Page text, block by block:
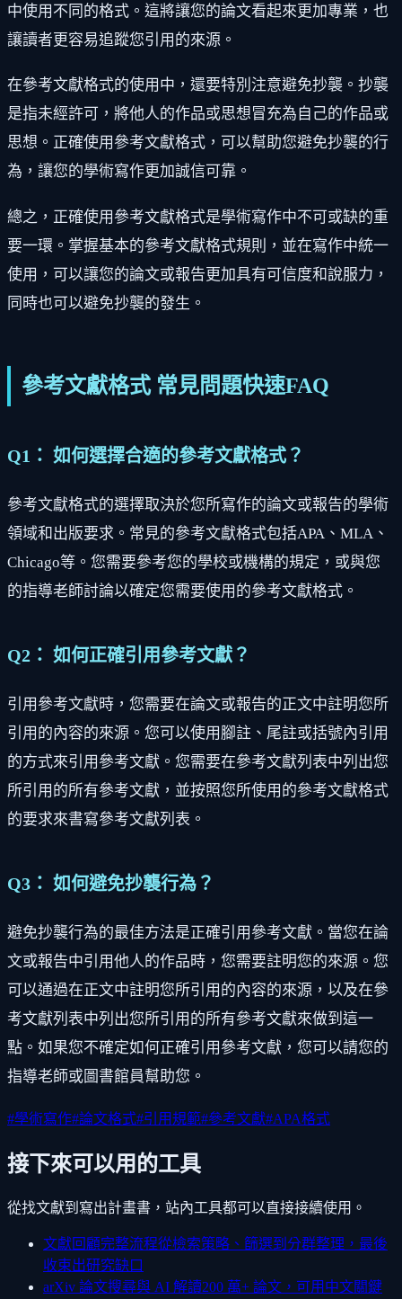
中使用不同的格式。這將讓您的論文看起來更加專業，也
讓讀者更容易追蹤您引用的來源。
在參考文獻格式的使用中，還要特別注意避免抄襲。抄襲
是指未經許可，將他人的作品或思想冒充為自己的作品或
思想。正確使用參考文獻格式，可以幫助您避免抄襲的行
為，讓您的學術寫作更加誠信可靠。
總之，正確使用參考文獻格式是學術寫作中不可或缺的重
要一環。掌握基本的參考文獻格式規則，並在寫作中統一
使用，可以讓您的論文或報告更加具有可信度和說服力，
同時也可以避免抄襲的發生。
參考文獻格式 常見問題快速FAQ
Q1： 如何選擇合適的參考文獻格式？
參考文獻格式的選擇取決於您所寫作的論文或報告的學術
領域和出版要求。常見的參考文獻格式包括APA、MLA、
Chicago等。您需要參考您的學校或機構的規定，或與您
的指導老師討論以確定您需要使用的參考文獻格式。
Q2： 如何正確引用參考文獻？
引用參考文獻時，您需要在論文或報告的正文中註明您所
引用的內容的來源。您可以使用腳註、尾註或括號內引用
的方式來引用參考文獻。您需要在參考文獻列表中列出您
所引用的所有參考文獻，並按照您所使用的參考文獻格式
的要求來書寫參考文獻列表。
Q3： 如何避免抄襲行為？
避免抄襲行為的最佳方法是正確引用參考文獻。當您在論
文或報告中引用他人的作品時，您需要註明您的來源。您
可以通過在正文中註明您所引用的內容的來源，以及在參
考文獻列表中列出您所引用的所有參考文獻來做到這一
點。如果您不確定如何正確引用參考文獻，您可以請您的
指導老師或圖書館員幫助您。
#學術寫作#論文格式#引用規範#參考文獻#APA格式
接下來可以用的工具
從找文獻到寫出計畫書，站內工具都可以直接接續使用。
文獻回顧完整流程從檢索策略、篩選到分群整理，最後
收束出研究缺口
arXiv 論文搜尋與 AI 解讀200 萬+ 論文，可用中文關鍵